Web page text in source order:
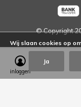
© Copyright
inloggen
Wij slaan cookies op
Ja